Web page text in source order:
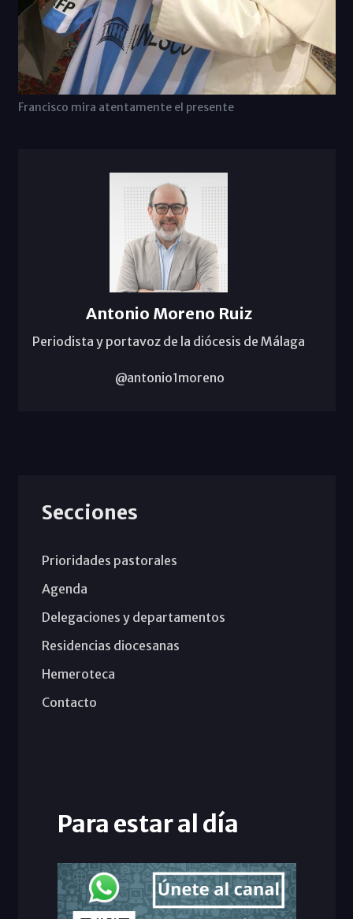
Francisco mira atentamente el presente
Antonio Moreno Ruiz
Periodista y portavoz de la diócesis de Málaga
@antonio1moreno
Secciones
Prioridades pastorales
Agenda
Delegaciones y departamentos
Residencias diocesanas
Hemeroteca
Contacto
Para estar al día